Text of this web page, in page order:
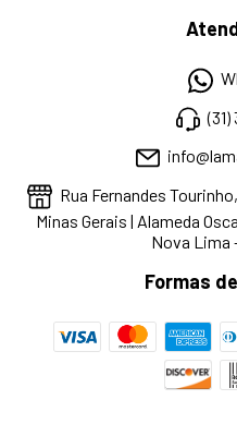
Rua Fernandes
Minas Gerais | Alameda
Nova Lima
Formas